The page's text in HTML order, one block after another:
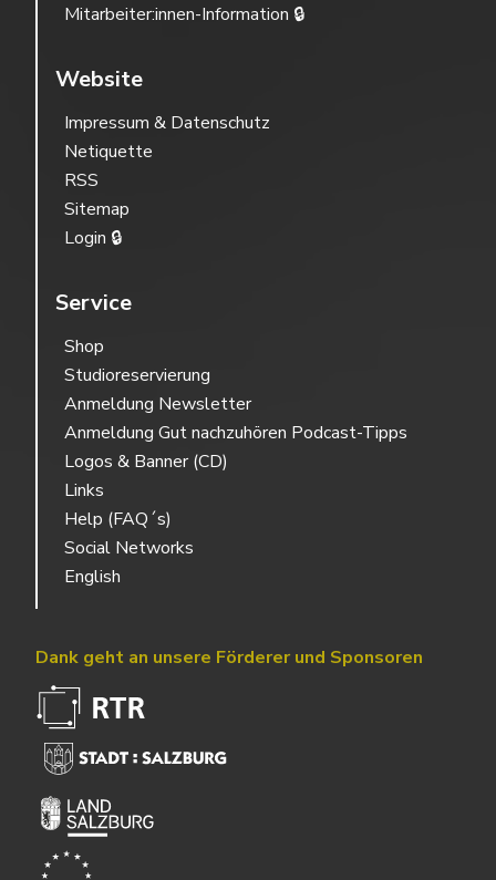
Mitarbeiter:innen-Information 🔒
Website
Impressum & Datenschutz
Netiquette
RSS
Sitemap
Login 🔒
Service
Shop
Studioreservierung
Anmeldung Newsletter
Anmeldung Gut nachzuhören Podcast-Tipps
Logos & Banner (CD)
Links
Help (FAQ´s)
Social Networks
English
Dank geht an unsere Förderer und Sponsoren